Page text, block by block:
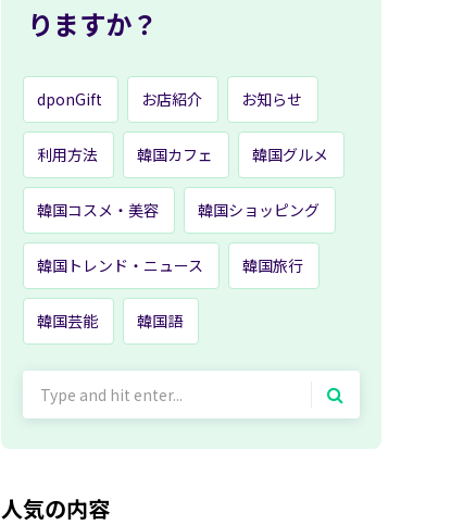
りますか？
dponGift お店紹介 お知らせ
利用方法 韓国カフェ 韓国グルメ
韓国コスメ・美容 韓国ショッピング
韓国トレンド・ニュース 韓国旅行
韓国芸能 韓国語
人気の内容